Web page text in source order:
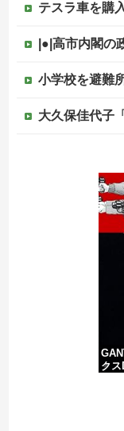
テスラ車を購入しようとしたユ
|●|高市内閣の政策を妨害しまくっ
小学校を避難所にしたことに
大久保佳代子「休
共産党「これは酷い…京都市
中居正広（無職）、熊本に
【移民政策反対
ク